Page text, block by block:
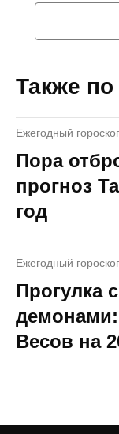
Также по
Ежегодный
Пора
прогноз
год
Ежегодный
Прогулка
демонами:
Весов на